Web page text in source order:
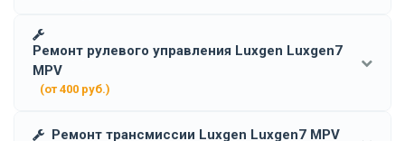
Ремонт рулевого управления Luxgen Luxgen7
MPV
(от 400 руб.)
Ремонт трансмиссии Luxgen Luxgen7 MPV